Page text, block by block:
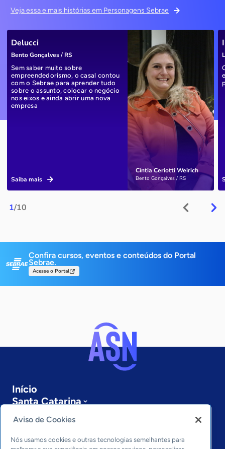
Veja essa e mais histórias em Personagens Sebrae
1/10
Cíntia Ceriotti Weirich
Bento Gonçalves / RS
Delucci
Bento Gonçalves / RS
Sem saber muito sobre
empreendedorismo, o casal contou
com o Sebrae para aprender tudo
sobre o assunto, colocar o negócio
nos eixos e ainda abrir uma nova
empresa
Saiba mais
Confira cursos, eventos e conteúdos do Portal
Sebrae.
Acesse o Portal
Início
Santa Catarina
Sobre a ASN
Últimas notícias
Entre em contato
Aviso de Cookies
Nós usamos cookies e outras tecnologias semelhantes para